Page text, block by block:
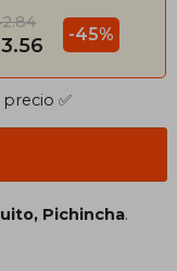
-45%
✅
Pichincha.